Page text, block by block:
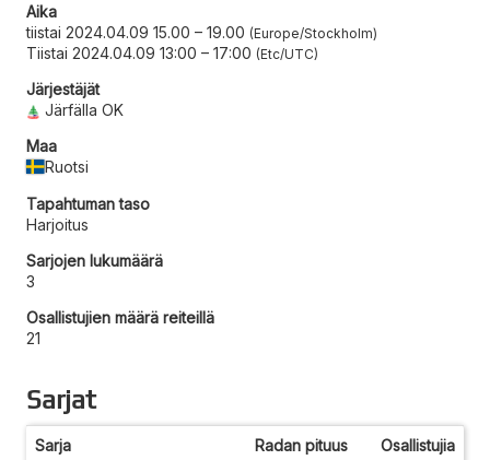
Aika
tiistai 2024.04.09 15.00 – 19.00 Europe/Stockholm
Tiistai 2024.04.09 13:00 – 17:00 Etc/UTC
Järjestäjät
Järfälla OK
Maa
Ruotsi
Tapahtuman taso
Harjoitus
Sarjojen lukumäärä
3
Osallistujien määrä reiteillä
21
Sarjat
Sarja Radan pituus Osallistujia